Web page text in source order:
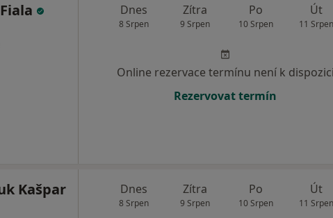
Dnes
8 Srpen
Zítra
9 Srpen
Po
10 Srpen
Út
11 Srpen
Online rezervace termínu není k dispozici
Rezervovat termín
Kašpar Dnes
8 Srpen
Zítra
9 Srpen
Po
10 Srpen
Út
11 Srpen